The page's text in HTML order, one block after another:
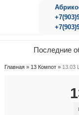
Последние
Главная» 13 Компот» 13.03